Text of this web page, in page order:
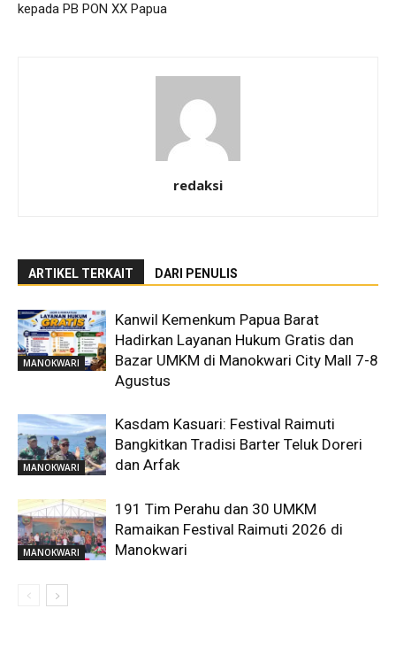
kepada PB PON XX Papua
redaksi
ARTIKEL TERKAIT DARI PENULIS
MANOKWARI
Kanwil Kemenkum Papua Barat
Hadirkan Layanan Hukum Gratis dan
Bazar UMKM di Manokwari City Mall 7-8
Agustus
MANOKWARI
Kasdam Kasuari: Festival Raimuti
Bangkitkan Tradisi Barter Teluk Doreri
dan Arfak
MANOKWARI
191 Tim Perahu dan 30 UMKM
Ramaikan Festival Raimuti 2026 di
Manokwari